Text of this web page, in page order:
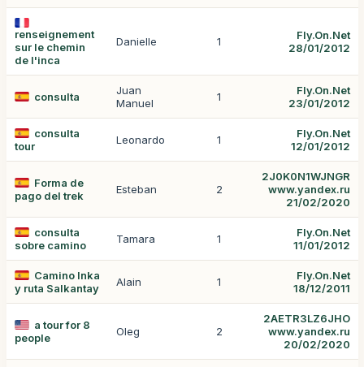
renseignement
sur le chemin
de l'inca
Danielle 1
Fly.On.Net
28/01/2012
consulta
Juan
Manuel
1
Fly.On.Net
23/01/2012
consulta
tour
Leonardo 1
Fly.On.Net
12/01/2012
Forma de
pago del trek
Esteban 2
2J0K0N1WJNGR
www.yandex.ru
21/02/2020
consulta
sobre camino
Tamara 1
Fly.On.Net
11/01/2012
Camino Inka
y ruta Salkantay
Alain 1
Fly.On.Net
18/12/2011
a tour for 8
people
Oleg 2
2AETR3LZ6JHO
www.yandex.ru
20/02/2020